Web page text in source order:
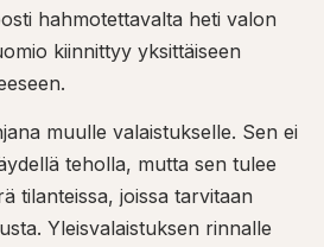
hahmotettavalta heti valon
kiinnittyy yksittäiseen
muulle valaistukselle. Sen ei
teholla, mutta sen tulee
tilanteissa, joissa tarvitaan
Yleisvalaistuksen rinnalle